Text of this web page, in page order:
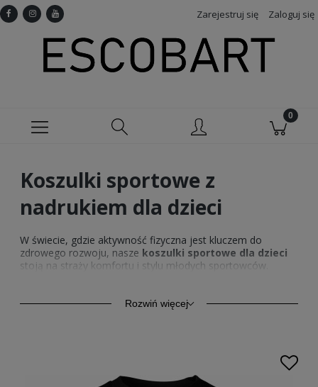
Zarejestruj się Zaloguj się
Koszulki sportowe z
nadrukiem dla dzieci
W świecie, gdzie aktywność fizyczna jest kluczem do
zdrowego rozwoju, nasze koszulki sportowe dla dzieci
stoją na straży komfortu i stylu młodych sportowców.
ubrania dostosowane do różnorodnych aktywności – od
, zaprojektowane z
wygodę, ale także funkcjonalność dzięki materiałom
Rozwiń więcej